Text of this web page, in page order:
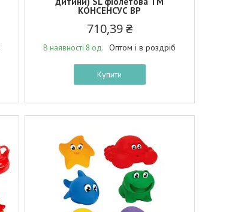
КОНСЕНСУС BP
710,39 ₴
В наявності 8 од. Оптом і в роздріб
Купити